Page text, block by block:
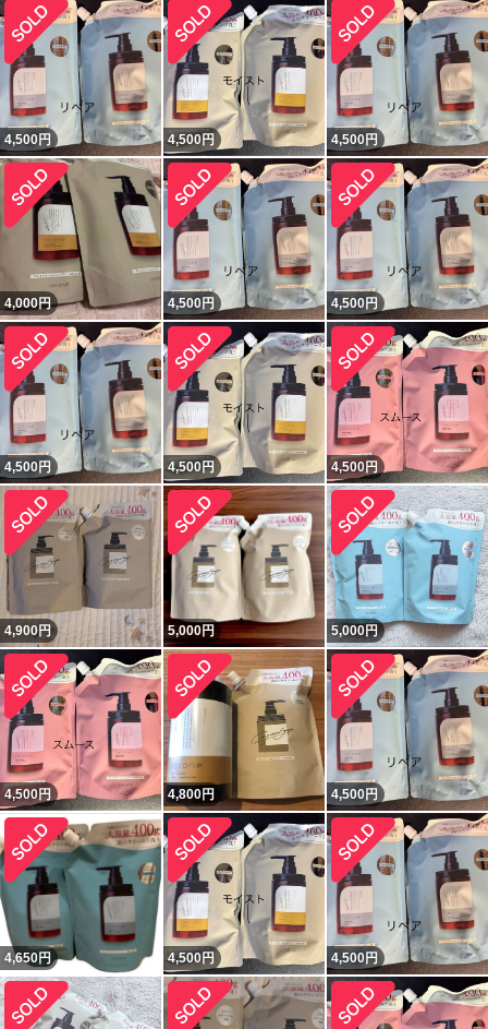
4,500円 4,500円 4,500円
4,000円 4,500円 4,500円
4,500円 4,500円 4,500円
4,900円 5,000円 5,000円
4,500円 4,800円 4,500円
4,650円 4,500円 4,500円